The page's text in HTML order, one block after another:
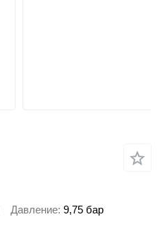
Давление 9,75 бар